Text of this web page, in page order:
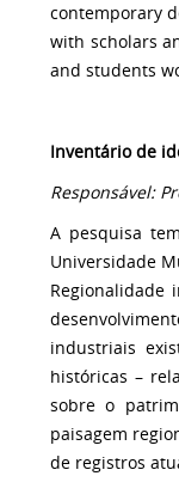
contemporary
with scholars
and students
Inventário de
Responsável:
A pesquisa
Universidade
Regionalidade
industriais
históricas –
sobre o
paisagem
de registros